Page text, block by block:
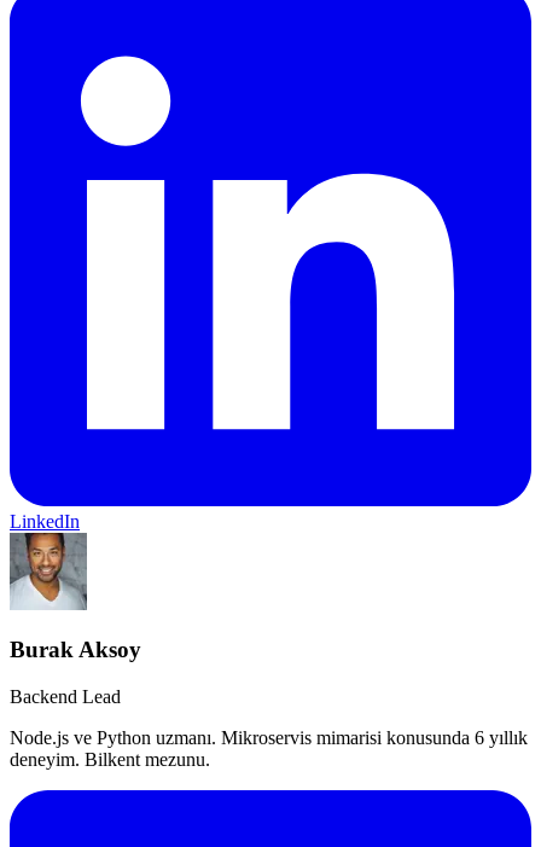
LinkedIn
Burak Aksoy
Backend Lead
Node.js ve Python uzmanı. Mikroservis mimarisi konusunda 6 yıllık
deneyim. Bilkent mezunu.